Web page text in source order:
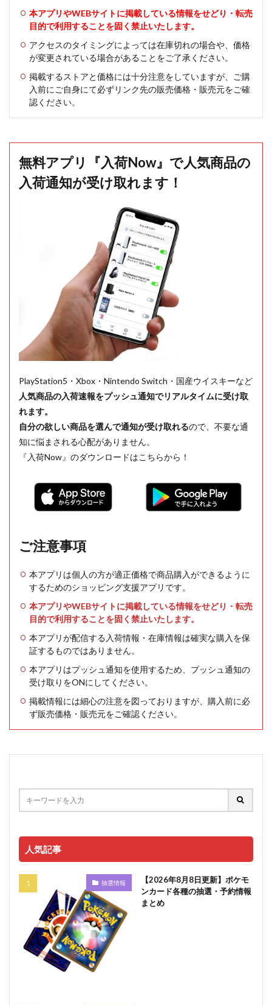
本アプリやWEBサイトに掲載している情報をせどり・転売
目的で利用することを固く禁止いたします。
アクセスのタイミングによっては在庫切れの場合や、価格
が変更されている場合があることをご了承ください。
掲載するストアと価格には十分注意をしていますが、ご購
入前にご自身にて必ずリンク先の販売価格・販売元をご確
認ください。
無料アプリ『入荷Now』で人気商品の
入荷通知が受け取れます！
PlayStation5・Xbox・Nintendo Switch・国産ウイスキーなど
人気商品の入荷速報をプッシュ通知でリアルタイムに受け取
れます。
自分の欲しい商品を選んで通知が受け取れるので、不要な通
知に悩まされる心配がありません。
『入荷Now』のダウンロードはこちらから！
ご注意事項
本アプリは個人の方が適正価格で商品購入ができるように
するためのショッピング支援アプリです。
本アプリやWEBサイトに掲載している情報をせどり・転売
目的で利用することを固く禁止いたします。
本アプリが配信する入荷情報・在庫情報は確実な購入を保
証するものではありません。
本アプリはプッシュ通知を使用するため、プッシュ通知の
受け取りをONにしてください。
掲載情報には細心の注意を図っておりますが、購入前に必
ず販売価格・販売元をご確認ください。
人気記事
抽選情報
【2026年8月8日更新】ポケモ
ンカード各種の抽選・予約情報
まとめ